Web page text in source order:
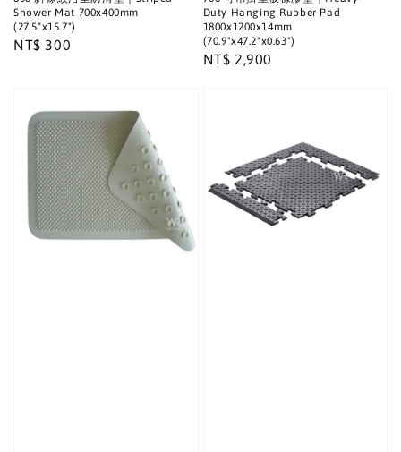
Shower Mat 700x400mm
(27.5"x15.7")
Regular
NT$ 300
Duty Hanging Rubber Pad
1800x1200x14mm
(70.9"x47.2"x0.63")
Regular
NT$ 2,900